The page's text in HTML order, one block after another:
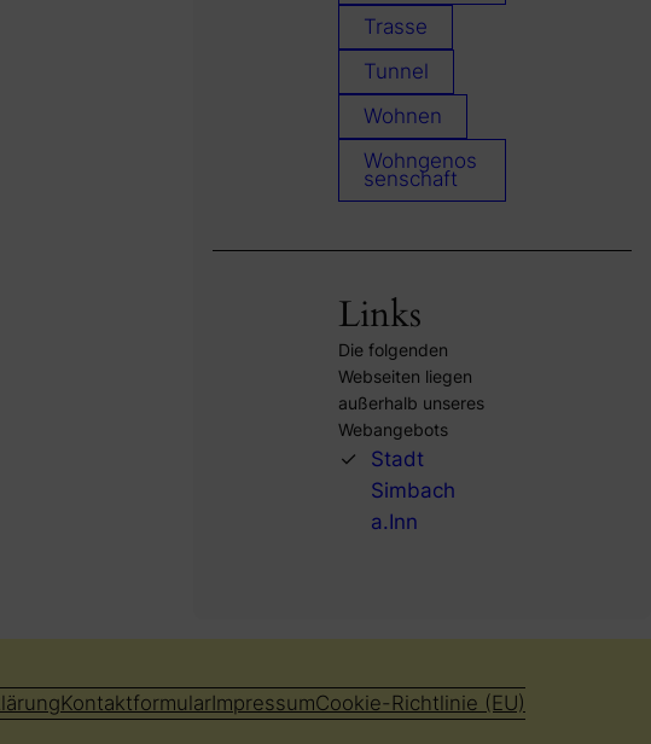
Trasse
Tunnel
Wohnen
Wohngenos
senschaft
Links
Die folgenden
Webseiten liegen
außerhalb unseres
Webangebots
Stadt
Simbach
a.Inn
KontaktformularImpressumCookie-Richtlinie (EU)